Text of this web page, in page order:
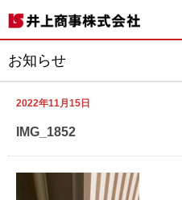
お知らせ
2022年11月15日
IMG_1852